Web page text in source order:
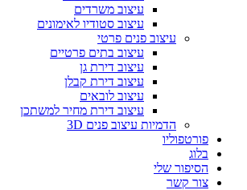
עיצוב משרדים
עיצוב סטודיו לאימונים
עיצוב פנים פרטי
עיצוב בתים פרטיים
עיצוב דירת גן
עיצוב דירת קבלן
עיצוב לובאים
עיצוב דירת מחיר למשתכן
הדמיות עיצוב פנים 3D
פורטפוליו
בלוג
הסיפור שלי
צור קשר